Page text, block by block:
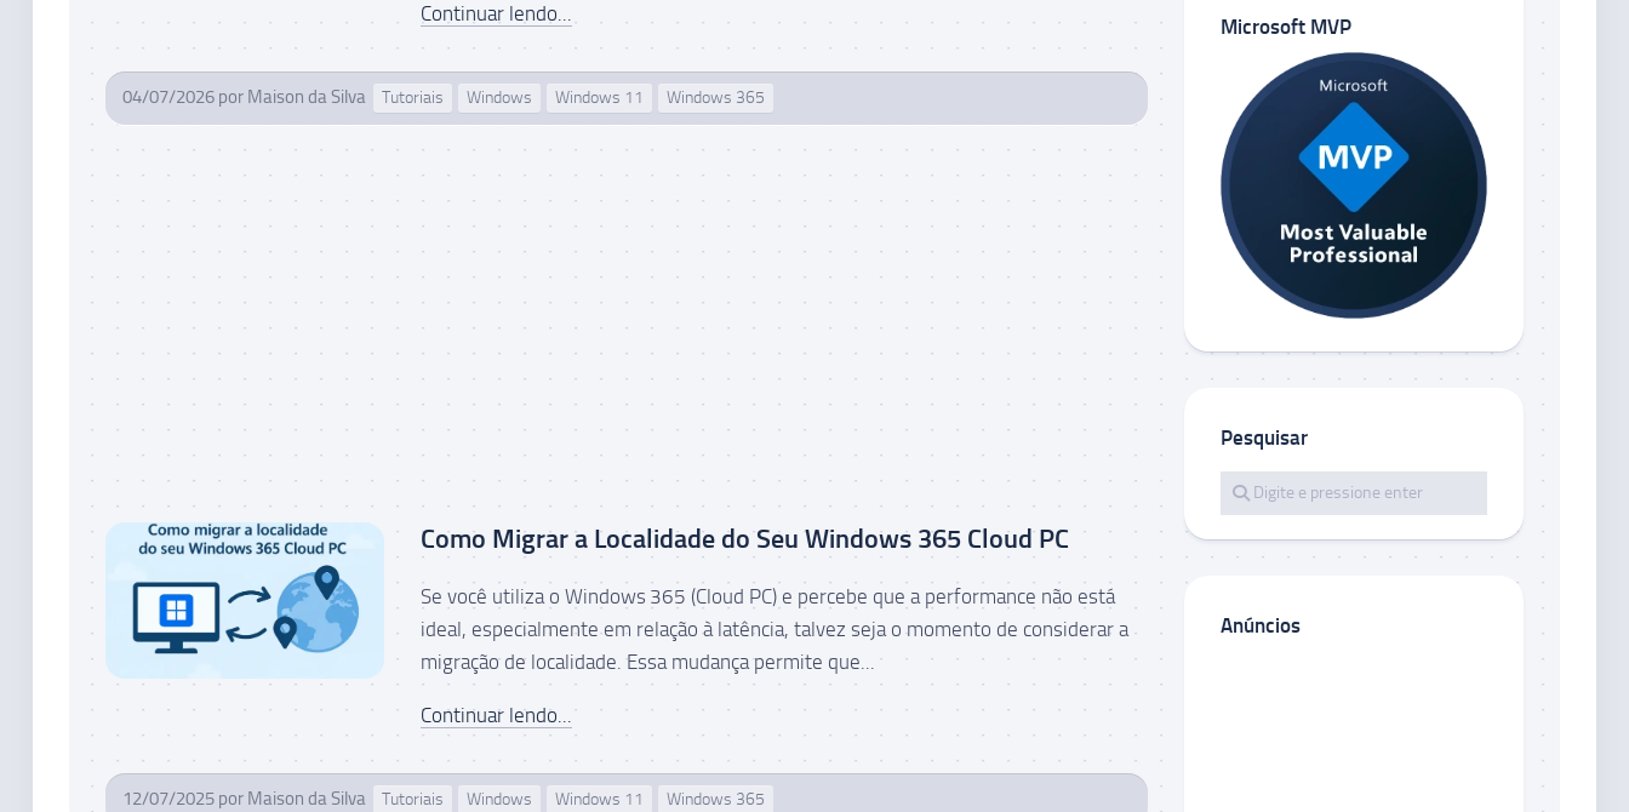
Continuar lendo...
04/07/2026 por Maison da Silva Tutoriais Windows Windows 11 Windows 365
Como Migrar a Localidade do Seu Windows 365 Cloud PC
Se você utiliza o Windows 365 (Cloud PC) e percebe que a performance não está
ideal, especialmente em relação à latência, talvez seja o momento de considerar a
migração de localidade. Essa mudança permite que...
Continuar lendo...
12/07/2025 por Maison da Silva Tutoriais Windows Windows 11 Windows 365
Microsoft MVP
Pesquisar
Anúncios